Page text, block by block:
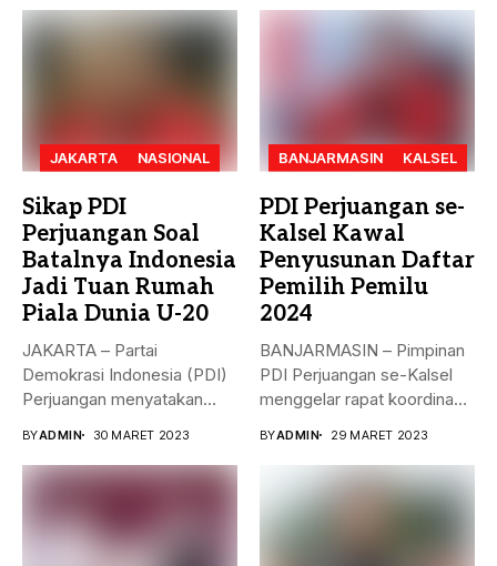
JAKARTA NASIONAL
Sikap PDI
Perjuangan Soal
Batalnya Indonesia
Jadi Tuan Rumah
Piala Dunia U-20
JAKARTA – Partai
Demokrasi Indonesia (PDI)
Perjuangan menyatakan
BYADMIN 30 MARET 2023
BANJARMASIN KALSEL
PDI Perjuangan se-
Kalsel Kawal
Penyusunan Daftar
Pemilih Pemilu
2024
BANJARMASIN – Pimpinan
PDI Perjuangan se-Kalsel
menggelar rapat koordinasi
BYADMIN 29 MARET 2023